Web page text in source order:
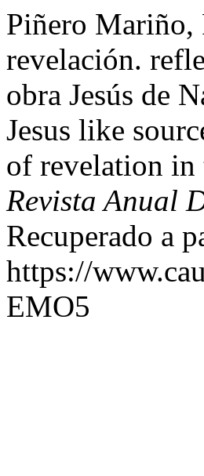
Piñero Mariño,
revelación.
obra Jesús de
Jesus like
of revelation in
Revista Anual
Recuperado a
https://
EMO5